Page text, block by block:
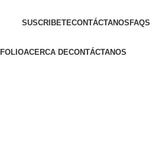
SUSCRIBETECONTÁCTANOS FAQS
ACERCA DECONTÁCTANOS